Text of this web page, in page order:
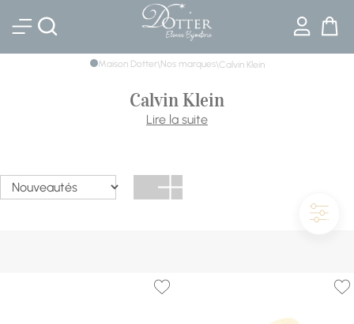
Bijouterie DOTTER
Maison Dotter\Nos marques\Calvin Klein
Calvin Klein
Calvin Klein est une marque lifestyle de renommée
distingue par une imagerie provocante et des designs
distinctifs qui captivent et marquent les esprits.
Lire la suite